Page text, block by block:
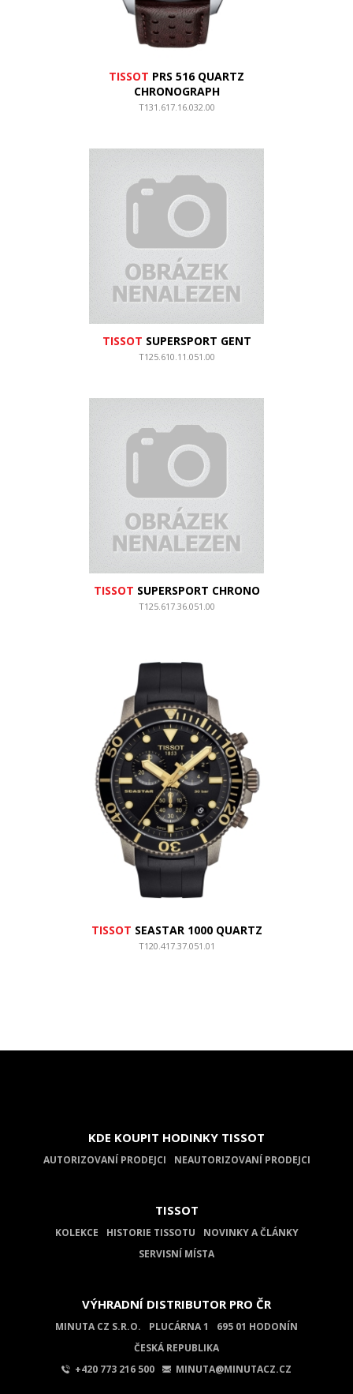
TISSOT PRS 516 QUARTZ
CHRONOGRAPH
T131.617.16.032.00
TISSOT SUPERSPORT GENT
T125.610.11.051.00
TISSOT SUPERSPORT CHRONO
T125.617.36.051.00
TISSOT SEASTAR 1000 QUARTZ
T120.417.37.051.01
KDE KOUPIT HODINKY TISSOT
AUTORIZOVANÍ PRODEJCI NEAUTORIZOVANÍ PRODEJCI
TISSOT
KOLEKCE HISTORIE TISSOTU
NOVINKY A ČLÁNKY
SERVISNÍ MÍSTA
VÝHRADNÍ DISTRIBUTOR PRO ČR
MINUTA CZ S.R.O. PLUCÁRNA 1
695 01 HODONÍN
ČESKÁ REPUBLIKA
+420 773 216 500
MINUTA@MINUTACZ.CZ